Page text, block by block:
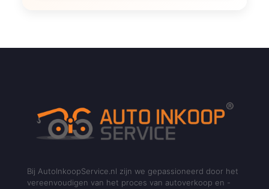
Bij AutoInkoopService.nl zijn we gepassioneerd door het
vereenvoudigen van het proces van autoverkoop en -